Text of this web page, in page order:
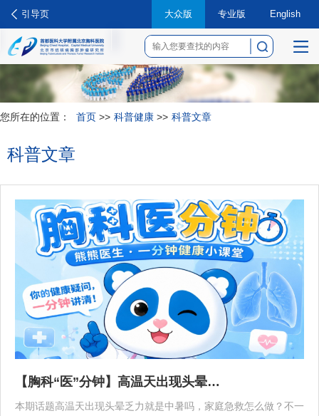
引导页 大众版 专业版 English
菜
您所在的位置： 首页 >> 科普健康 >> 科普文章
科普文章
【胸科“医”分钟】高温天出现头晕…
本期话题高温天出现头晕乏力就是中暑吗，家庭急救怎么做？不一